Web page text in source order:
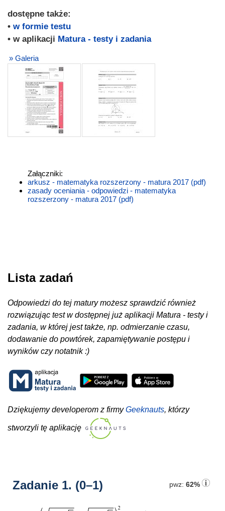
dostępne także:
• w formie testu
• w aplikacji Matura - testy i zadania
» Galeria
Załączniki:
arkusz - matematyka rozszerzony - matura 2017 (pdf)
zasady oceniania - odpowiedzi - matematyka
rozszerzony - matura 2017 (pdf)
Lista zadań
Odpowiedzi do tej matury możesz sprawdzić również
rozwiązując test w dostępnej już aplikacji Matura - testy i
zadania, w której jest także, np. odmierzanie czasu,
dodawanie do powtórek, zapamiętywanie postępu i
wyników czy notatnik :)
Dziękujemy developerom z firmyGeeknauts, którzy
stworzyli tę aplikację
pwz: 62%
Zadanie 1. (0–1)